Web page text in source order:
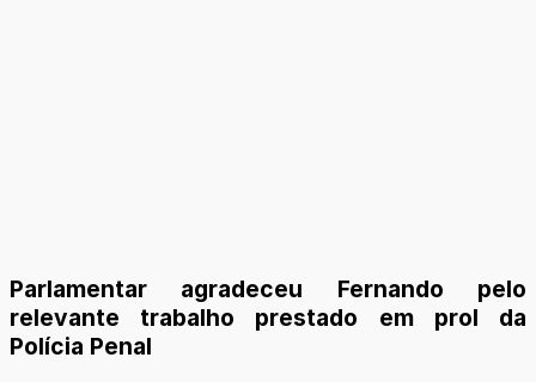
Parlamentar agradeceu Fernando pelo
relevante trabalho prestado em prol da
Polícia Penal